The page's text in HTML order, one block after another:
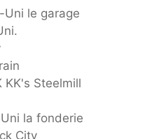
Uni le garage
KK's Steelmill
la fonderie
City